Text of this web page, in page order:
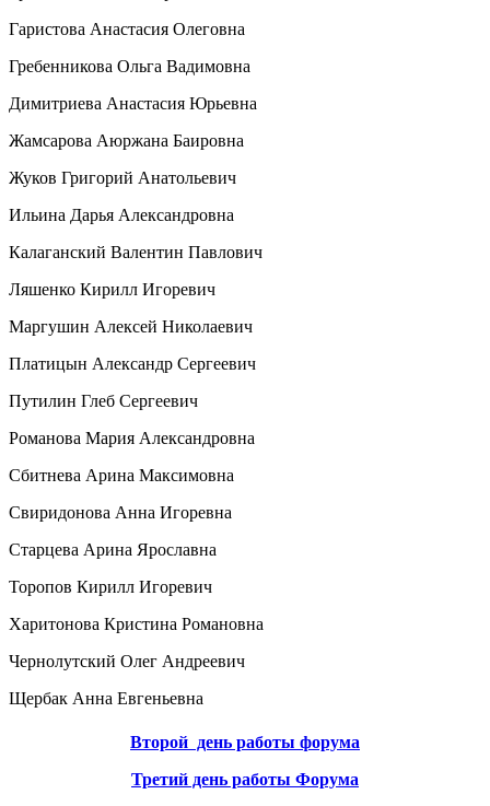
Гаристова Анастасия Олеговна
Гребенникова Ольга Вадимовна
Димитриева Анастасия Юрьевна
Жамсарова Аюржана Баировна
Жуков Григорий Анатольевич
Ильина Дарья Александровна
Калаганский Валентин Павлович
Ляшенко Кирилл Игоревич
Маргушин Алексей Николаевич
Платицын Александр Сергеевич
Путилин Глеб Сергеевич
Романова Мария Александровна
Сбитнева Арина Максимовна
Свиридонова Анна Игоревна
Старцева Арина Ярославна
Торопов Кирилл Игоревич
Харитонова Кристина Романовна
Чернолутский Олег Андреевич
Щербак Анна Евгеньевна
Второй день работы форума
Третий день работы Форума